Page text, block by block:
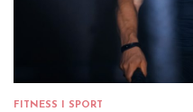
FITNESS I SPORT